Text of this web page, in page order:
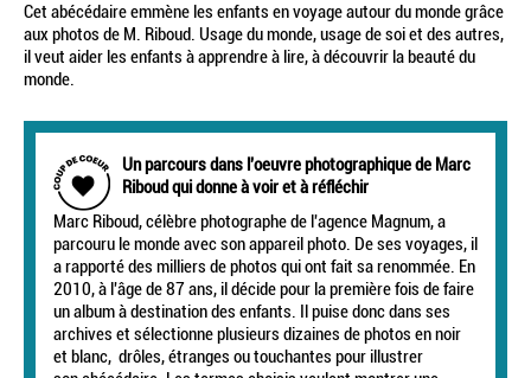
Cet abécédaire emmène les enfants en voyage autour du monde grâce
aux photos de M. Riboud. Usage du monde, usage de soi et des autres,
il veut aider les enfants à apprendre à lire, à découvrir la beauté du
monde.
Un parcours dans l'oeuvre photographique de Marc
Riboud qui donne à voir et à réfléchir
Marc Riboud, célèbre photographe de l'agence Magnum, a
parcouru le monde avec son appareil photo. De ses voyages, il
a rapporté des milliers de photos qui ont fait sa renommée. En
2010, à l'âge de 87 ans, il décide pour la première fois de faire
un album à destination des enfants. Il puise donc dans ses
archives et sélectionne plusieurs dizaines de photos en noir
et blanc, drôles, étranges ou touchantes pour illustrer